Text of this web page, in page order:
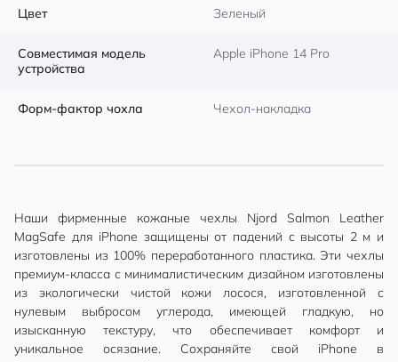
Цвет Зеленый
Совместимая модель
устройства
Apple iPhone 14 Pro
Форм-фактор чохла Чехол-накладка
Наши фирменные кожаные чехлы Njord Salmon Leather
MagSafe для iPhone защищены от падений с высоты 2 м и
изготовлены из 100% переработанного пластика. Эти чехлы
премиум-класса с минималистическим дизайном изготовлены
из экологически чистой кожи лосося, изготовленной с
нулевым выбросом углерода, имеющей гладкую, но
изысканную текстуру, что обеспечивает комфорт и
уникальное осязание. Сохраняйте свой iPhone в